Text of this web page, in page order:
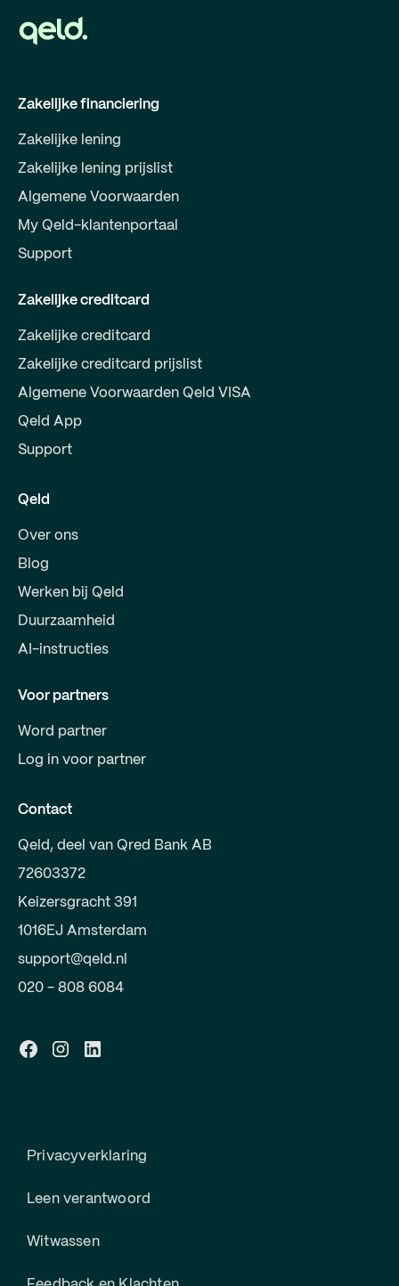
Zakelijke financiering
Zakelijke lening
Zakelijke lening prijslist
Algemene Voorwaarden
My Qeld-klantenportaal
Support
Zakelijke creditcard
Zakelijke creditcard
Zakelijke creditcard prijslist
Algemene Voorwaarden Qeld VISA
Qeld App
Support
Qeld
Over ons
Blog
Werken bij Qeld
Duurzaamheid
AI-instructies
Voor partners
Word partner
Log in voor partner
Contact
Qeld, deel van Qred Bank AB
72603372
Keizersgracht 391
1016EJ Amsterdam
support@qeld.nl
020 - 808 6084
Privacyverklaring
Leen verantwoord
Witwassen